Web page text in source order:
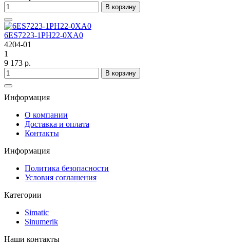
В корзину
6ES7223-1PH22-0XA0
4204-01
1
9 173 р.
В корзину
Информация
О компании
Доставка и оплата
Контакты
Информация
Политика безопасности
Условия соглашения
Категории
Simatic
Sinumerik
Наши контакты